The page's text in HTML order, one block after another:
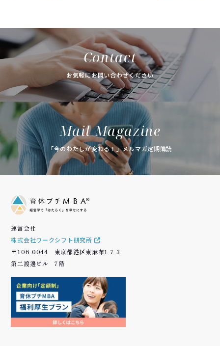
Contact
お気軽にお問い合わせください
Mail Magazine
「今のわたしが変わる！」メルマガ定期購読
運営会社
株式会社ワークシフト研究所
〒106-0044 東京都港区東麻布1-7-3
第二渡邊ビル 7階